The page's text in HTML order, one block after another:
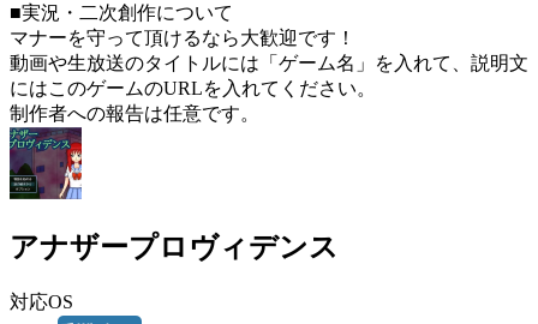
■実況・二次創作について
マナーを守って頂けるなら大歓迎です！
動画や生放送のタイトルには「ゲーム名」を入れて、説明文
にはこのゲームのURLを入れてください。
制作者への報告は任意です。
アナザープロヴィデンス
対応OS